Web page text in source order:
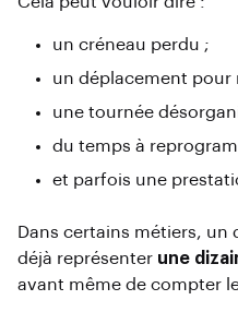
un créneau perdu ;
un déplacement pour
une tournée
du temps à
et parfois une
Dans certains métiers,
déjà représenter une
avant même de compter